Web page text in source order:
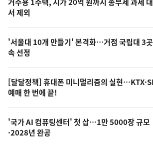
최
신,
오
늘
의
영
상
오
뉴
스
서 제외
'서울대 10개 만들기' 본격화…거점 국립대 3
속 선정
[달달정책] 휴대폰 미니멀리즘의 실현
예매 한 번에 끝!
'국가 AI 컴퓨팅센터' 첫 삽…1만 5000장 규모
·2028년 완공